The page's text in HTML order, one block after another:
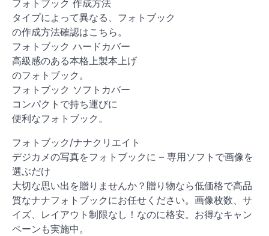
フォトブック 作成方法
タイプによって異なる、フォトブック
の作成方法確認はこちら。
フォトブック ハードカバー
高級感のある本格上製本上げ
のフォトブック。
フォトブック ソフトカバー
コンパクトで持ち運びに
便利なフォトブック。
フォトブック/ナナクリエイト
デジカメの写真をフォトブックに – 専用ソフトで画像を
選ぶだけ
大切な思い出を贈りませんか？贈り物なら低価格で高品
質なナナフォトブックにお任せください。画像枚数、サ
イズ、レイアウト制限なし！なのに格安。お得なキャン
ペーンも実施中。